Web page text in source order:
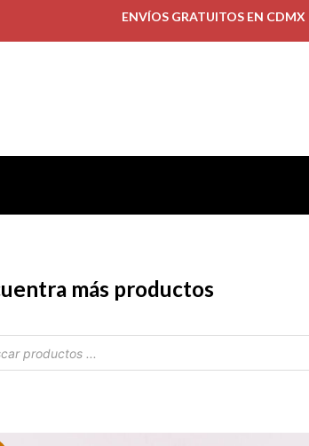
ENVÍOS GRATUITOS EN
más productos